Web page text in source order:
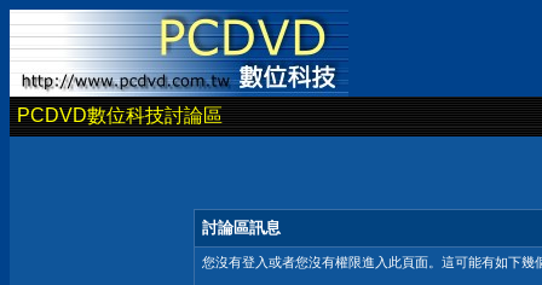
PCDVD數位科技討論區
討論區訊息
您沒有登入或者您沒有權限進入此頁面。這可能有如下幾